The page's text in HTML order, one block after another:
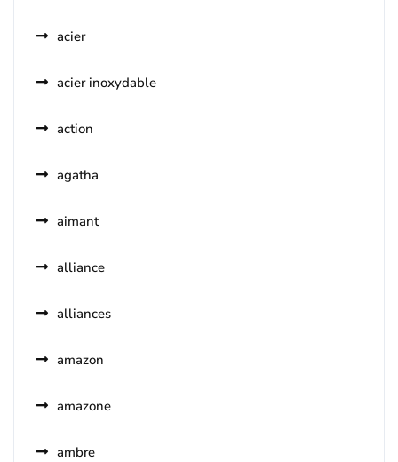
acier
acier inoxydable
action
agatha
aimant
alliance
alliances
amazon
amazone
ambre